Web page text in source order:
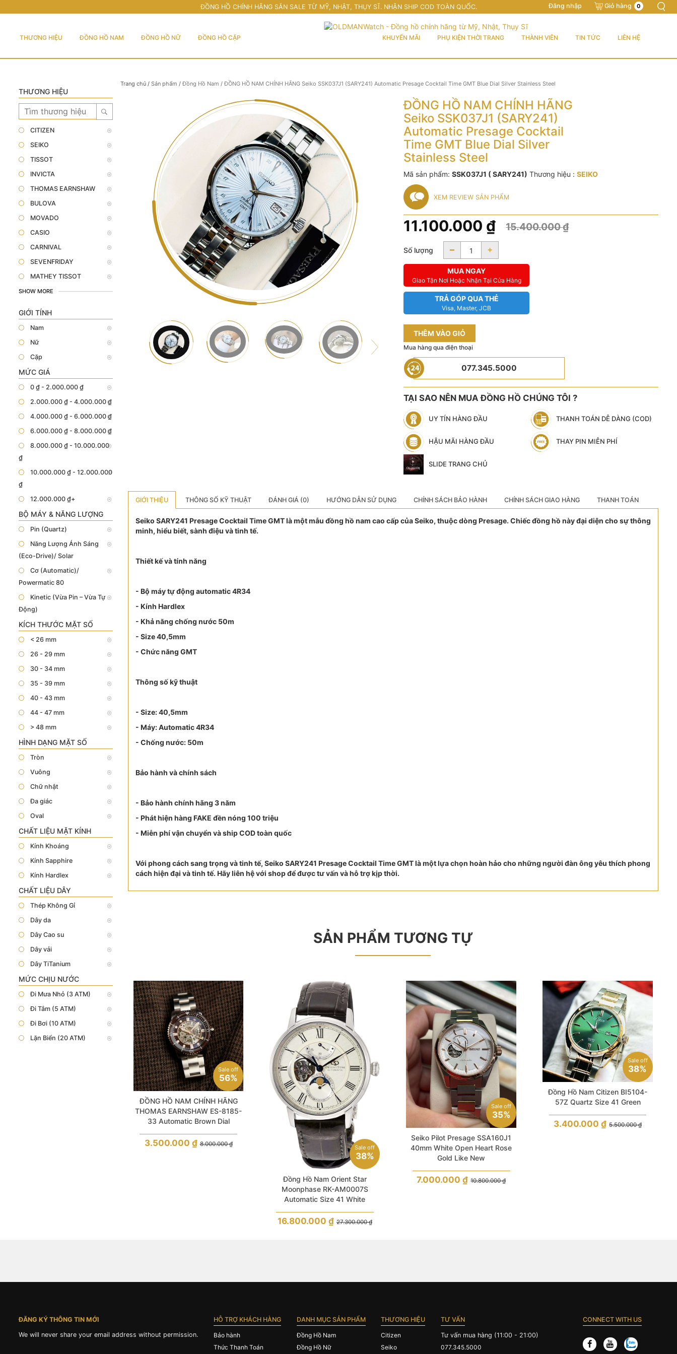
ĐỒNG HỒ CHÍNH HÃNG SĂN SALE TỪ MỸ, NHẬT, THỤY SĨ. NHẬN SHIP COD TOÀN QUỐC. Đăng nhập Giỏ hàng 0
THƯƠNG HIỆU ĐỒNG HỒ NAM ĐỒNG HỒ NỮ ĐỒNG HỒ CẶP KHUYẾN MÃI PHỤ KIỆN THỜI TRANG THÀNH VIÊN TIN TỨC LIÊN HỆ
THƯƠNG HIỆU
CITIZEN
SEIKO
TISSOT
INVICTA
THOMAS EARNSHAW
BULOVA
MOVADO
CASIO
CARNIVAL
SEVENFRIDAY
MATHEY TISSOT
SHOW MORE
GIỚI TÍNH
Nam
Nữ
Cặp
MỨC GIÁ
0 ₫ - 2.000.000 ₫
2.000.000 ₫ - 4.000.000 ₫
4.000.000 ₫ - 6.000.000 ₫
6.000.000 ₫ - 8.000.000 ₫
8.000.000 ₫ - 10.000.000
₫
10.000.000 ₫ - 12.000.000
₫
12.000.000 ₫+
BỘ MÁY & NĂNG LƯỢNG
Pin (Quartz)
Năng Lượng Ánh Sáng
(Eco-Drive)/ Solar
Cơ (Automatic)/
Powermatic 80
Kinetic (Vừa Pin – Vừa Tự
Động)
KÍCH THƯỚC MẶT SỐ
< 26 mm
26 - 29 mm
30 - 34 mm
35 - 39 mm
40 - 43 mm
44 - 47 mm
> 48 mm
HÌNH DẠNG MẶT SỐ
Tròn
Vuông
Chữ nhật
Đa giác
Oval
CHẤT LIỆU MẶT KÍNH
Kính Khoáng
Kính Sapphire
Kính Hardlex
CHẤT LIỆU DÂY
Thép Không Gỉ
Dây da
Dây Cao su
Dây vải
Dây TiTanium
MỨC CHỊU NƯỚC
Đi Mưa Nhỏ (3 ATM)
Đi Tắm (5 ATM)
Đi Bơi (10 ATM)
Lặn Biển (20 ATM)
Trang chủ/ Sản phẩm / Đồng Hồ Nam / ĐỒNG HỒ NAM CHÍNH HÃNG Seiko SSK037J1 (SARY241) Automatic Presage Cocktail Time GMT Blue Dial Silver Stainless Steel
ĐỒNG HỒ NAM CHÍNH HÃNG
Seiko SSK037J1 (SARY241)
Automatic Presage Cocktail
Time GMT Blue Dial Silver
Stainless Steel
Mã sản phẩm:SSK037J1 ( SARY241) Thương hiệu :SEIKO
XEM REVIEW SẢN PHẨM
15.400.000₫
11.100.000 ₫
Số lượng - +
MUA NGAY
Giao Tận Nơi Hoặc Nhận Tại Cửa Hàng
TRẢ GÓP QUA THẺ
Visa, Master, JCB
THÊM VÀO GIỎ
Mua hàng qua điện thoại
077.345.5000
TẠI SAO NÊN MUA ĐỒNG HỒ CHÚNG TÔI ?
UY TÍN HÀNG ĐẦU THANH TOÁN DỄ DÀNG (COD)
HẬU MÃI HÀNG ĐẦU THAY PIN MIỄN PHÍ
SLIDE TRANG CHỦ
GIỚI THIỆU THÔNG SỐ KỸ THUẬT ĐÁNH GIÁ (0) HƯỚNG DẪN SỬ DỤNG CHÍNH SÁCH BẢO HÀNH CHÍNH SÁCH GIAO HÀNG THANH TOÁN
Seiko SARY241 Presage Cocktail Time GMT là một mẫu đồng hồ nam cao cấp của Seiko, thuộc dòng Presage. Chiếc đồng hồ này đại diện cho sự thông
minh, hiểu biết, sành điệu và tinh tế.
Thiết kế và tính năng
- Bộ máy tự động automatic 4R34
- Kính Hardlex
- Khả năng chống nước 50m
- Size 40,5mm
- Chức năng GMT
Thông số kỹ thuật
- Size: 40,5mm
- Máy: Automatic 4R34
- Chống nước: 50m
Bảo hành và chính sách
- Bảo hành chính hãng 3 năm
- Phát hiện hàng FAKE đền nóng 100 triệu
- Miễn phí vận chuyển và ship COD toàn quốc
Với phong cách sang trọng và tinh tế, Seiko SARY241 Presage Cocktail Time GMT là một lựa chọn hoàn hảo cho những người đàn ông yêu thích phong
cách hiện đại và tinh tế. Hãy liên hệ với shop để được tư vấn và hỗ trợ kịp thời.
SẢN PHẨM TƯƠNG TỰ
Sale off
56%
ĐỒNG HỒ NAM CHÍNH HÃNG
THOMAS EARNSHAW ES-8185-
33 Automatic Brown Dial
Stainless Steel8.000.000₫
3.500.000 ₫ Sale off
38%
Đồng Hồ Nam Orient Star
Moonphase RK-AM0007S
Automatic Size 41 White
27.300.000₫
16.800.000 ₫
Sale off
35%
Seiko Pilot Presage SSA160J1
40mm White Open Heart Rose
Gold Like New
10.800.000₫
7.000.000₫
Sale off
38%
Đồng Hồ Nam Citizen BI5104-
57Z Quartz Size 41 Green
5.500.000₫
3.400.000₫
ĐĂNG KÝ THÔNG TIN MỚI
We will never share your email address without permission.
HỖ TRỢ KHÁCH HÀNG
Bảo hành
Thức Thanh Toán
DANH MỤC SẢN PHẨM
Đồng Hồ Nam
Đồng Hồ Nữ
THƯƠNG HIỆU
Citizen
Seiko
TƯ VẤN
Tư vấn mua hàng (11:00 - 21:00)
077.345.5000
CONNECT WITH US